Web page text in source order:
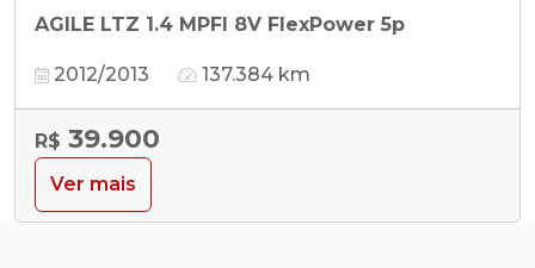
AGILE LTZ 1.4 MPFI 8V FlexPower 5p
2012/2013 137.384 km
R$ 39.900
Ver mais